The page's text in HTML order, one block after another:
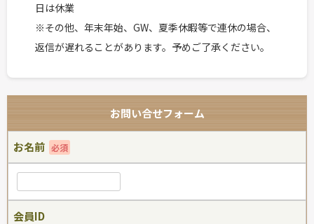
日は休業
※その他、年末年始、GW、夏季休暇等で連休の場合、
返信が遅れることがあります。予めご了承ください。
お問い合せフォーム
お名前 必須
会員ID